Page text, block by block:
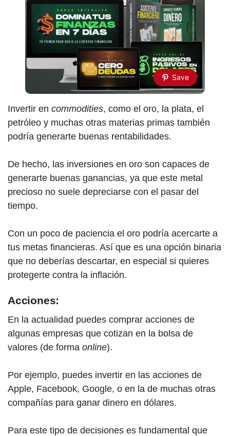
Save
Invertir en commodities, como el oro, la plata, el
petróleo y muchas otras materias primas también
podría generarte buenas rentabilidades.
De hecho, las inversiones en oro son capaces de
generarte buenas ganancias, ya que este metal
precioso no suele depreciarse con el pasar del
tiempo.
Con un poco de paciencia el oro podría acercarte a
tus metas financieras. Así que es una opción binaria
que no deberías descartar, en especial si quieres
protegerte contra la inflación.
Acciones:
En la actualidad puedes comprar acciones de
algunas empresas que cotizan en la bolsa de
valores (de forma online).
Por ejemplo, puedes invertir en las acciones de
Apple, Facebook, Google, o en la de muchas otras
compañías para ganar dinero en dólares.
Para este tipo de decisiones es fundamental que